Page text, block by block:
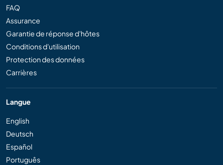
FAQ
Assurance
Garantie de réponse d'hôtes
Conditions d'utilisation
Protection des données
Carrières
Langue
English
Deutsch
Español
Português